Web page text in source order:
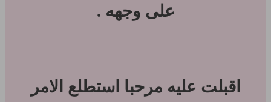
على وجهه .
اقبلت عليه مرحبا استطلع الامر